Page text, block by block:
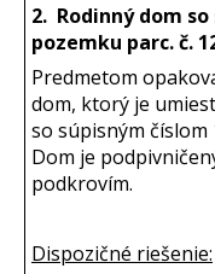
2. Rodinný dom
pozemku parc. č.
Predmetom
dom, ktorý je
so súpisným číslom
Dom je
podkrovím.
Dispozičné riešenie: